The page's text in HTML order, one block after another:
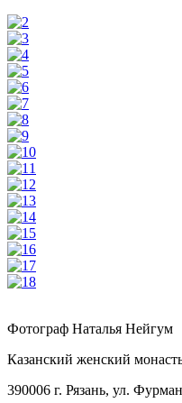
Фотограф Наталья Нейгум
Казанский женский
390006 г. Рязань, ул.